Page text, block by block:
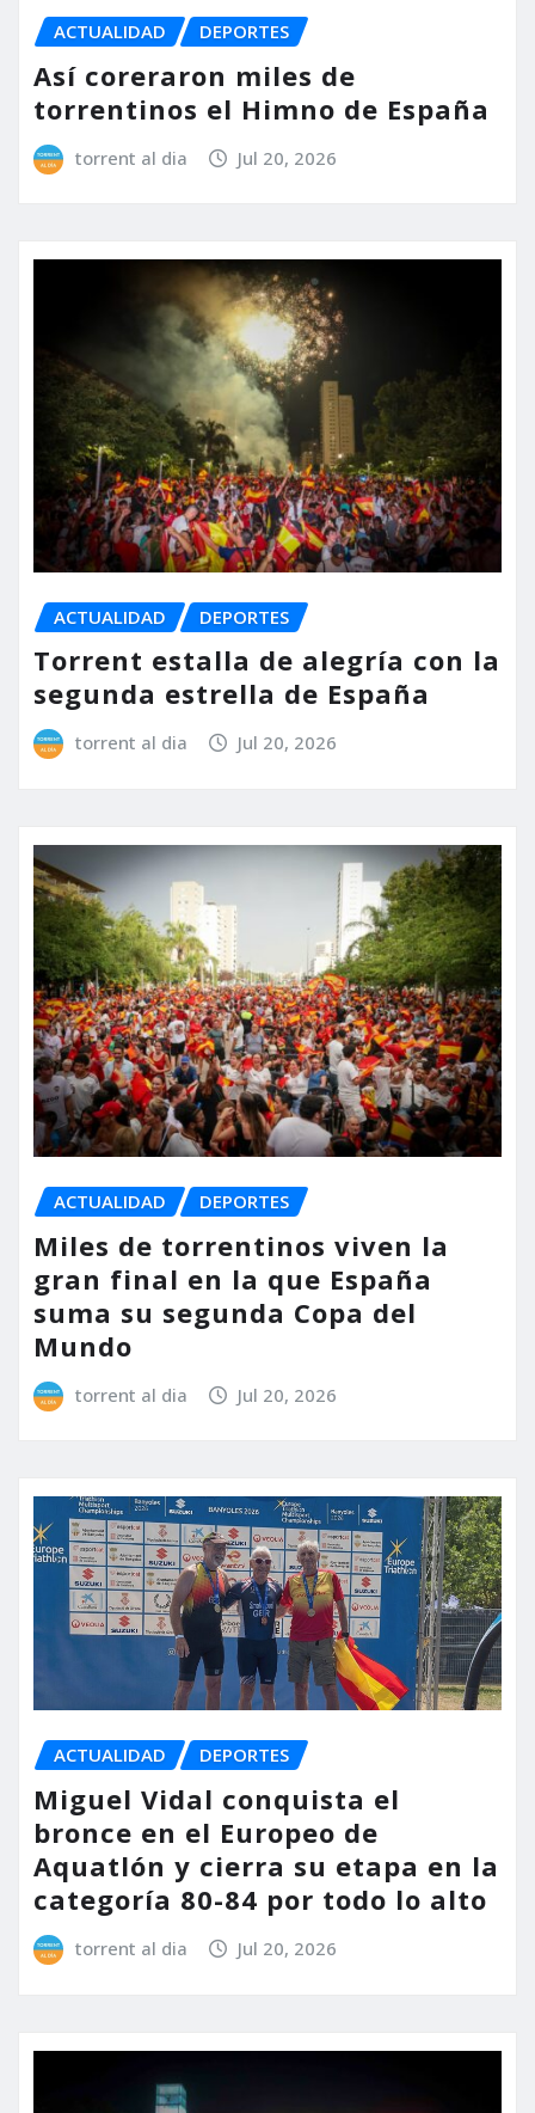
ACTUALIDAD DEPORTES
Así coreraron miles de
torrentinos el Himno de España
torrent al dia Jul 20, 2026
ACTUALIDAD DEPORTES
Torrent estalla de alegría con la
segunda estrella de España
torrent al dia Jul 20, 2026
ACTUALIDAD DEPORTES
Miles de torrentinos viven la
gran final en la que España
suma su segunda Copa del
Mundo
torrent al dia Jul 20, 2026
ACTUALIDAD DEPORTES
Miguel Vidal conquista el
bronce en el Europeo de
Aquatlón y cierra su etapa en la
categoría 80-84 por todo lo alto
torrent al dia Jul 20, 2026